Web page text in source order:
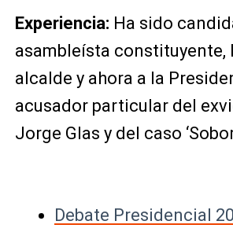
Experiencia: Ha sido
asambleísta constituyente,
alcalde y ahora a la
acusador particular del
Jorge Glas y del caso
Debate Presidencial